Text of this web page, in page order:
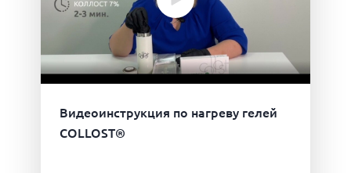
Видеоинструкция по нагреву гелей
COLLOST®